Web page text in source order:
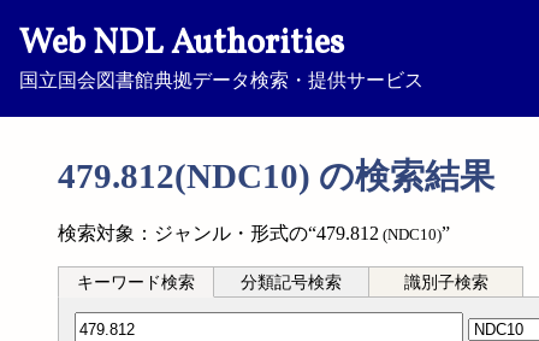
Web NDL Authorities
国立国会図書館典拠データ検索・提供サービス
479.812(NDC10) の検索結果
検索対象：ジャンル・形式の“479.812 (NDC10)”
キーワード検索 分類記号検索 識別子検索
分類記号検索